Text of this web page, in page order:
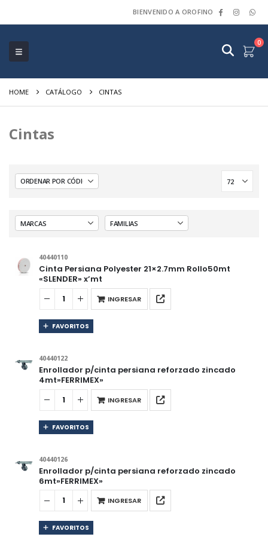
BIENVENIDO A OROFINO
0
HOME CATÁLOGO CINTAS
Cintas
40440110
Cinta Persiana Polyester 21×2.7mm Rollo50mt
«SLENDER» x’mt
INGRESAR
FAVORITOS
40440122
Enrollador p/cinta persiana reforzado zincado
4mt»FERRIMEX»
INGRESAR
FAVORITOS
40440126
Enrollador p/cinta persiana reforzado zincado
6mt»FERRIMEX»
INGRESAR
FAVORITOS